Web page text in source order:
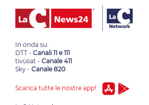
In onda su:
DTT - Canali 11 e 111
tivùsat - Canale 411
Sky - Canale 820
Scarica tutte le nostre app!